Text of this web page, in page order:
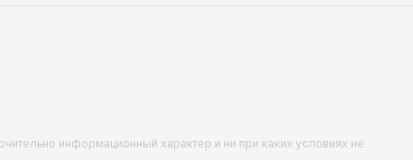
информационный характер и ни при каких условиях не